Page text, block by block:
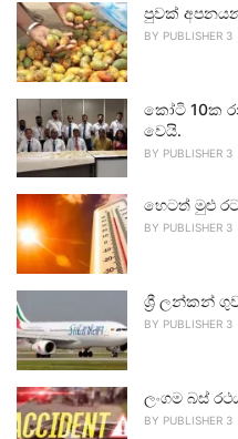
පුවක්
BY PUBLISHER 3
කෝටි 10ක
වෙයි.
BY PUBLISHER 3
හෙටත් මුළු
BY PUBLISHER 3
ශ්‍රී ලන්කන්
BY PUBLISHER 3
ලංගම බස්
BY PUBLISHER 3